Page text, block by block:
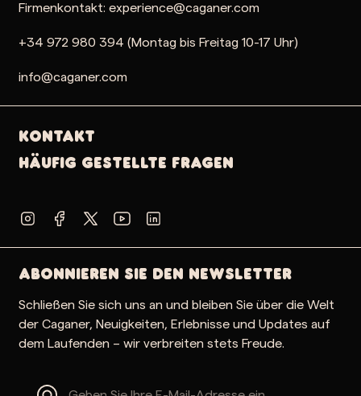
Firmenkontakt: experience@caganer.com
+34 972 980 394 (Montag bis Freitag 10-17 Uhr)
info@caganer.com
Kontakt
Häufig gestellte Fragen
Abonnieren Sie den Newsletter
Schließen Sie sich uns an und bleiben Sie über die Welt
der Caganer, Neuigkeiten, Erlebnisse und Updates auf
dem Laufenden – wir verbreiten stets Freude.